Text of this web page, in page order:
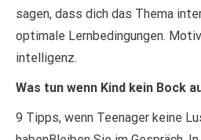
sagen, dass dich das Thema
optimale Lernbedingungen.
intelligenz.
Was tun wenn Kind kein Bock
9 Tipps, wenn Teenager keine